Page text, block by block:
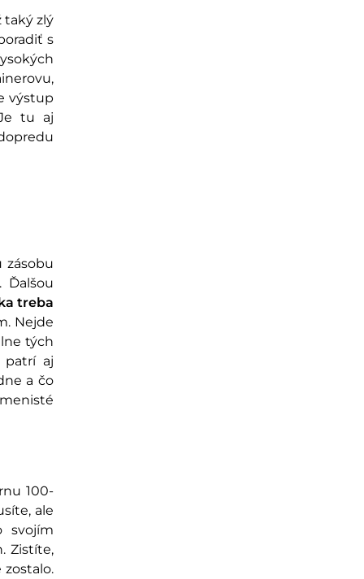
taký zlý
s
výstup
tu aj
zásobu
treba
Nejde
tých
patrí aj
a čo
100-
ale
svojím
Zistíte,